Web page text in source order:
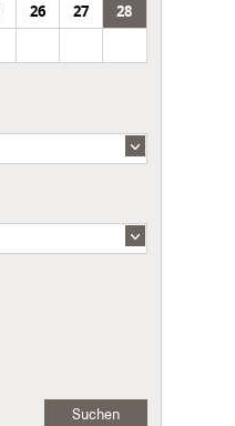
26 27
28
Suchen